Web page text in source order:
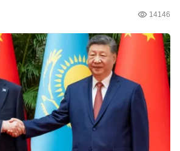
14146